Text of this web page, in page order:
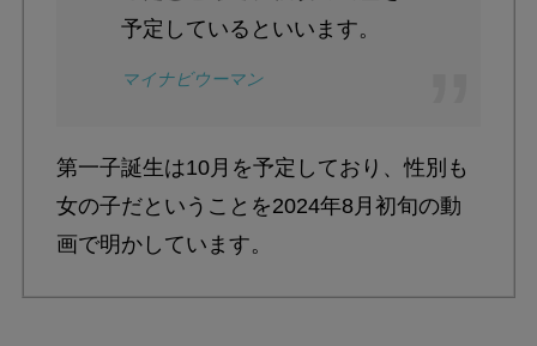
予定しているといいます。
マイナビウーマン
第一子誕生は10月を予定しており、性別も
女の子だということを2024年8月初旬の動
画で明かしています。